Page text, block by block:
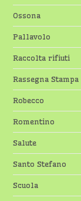
Ossona
Pallavolo
Raccolta rifiuti
Rassegna Stampa
Robecco
Romentino
Salute
Santo Stefano
Scuola